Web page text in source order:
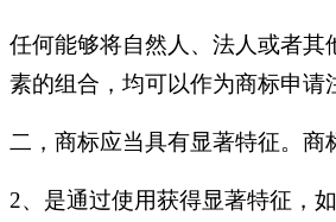
任何能够将自然人、法人或者
素的组合，均可以作为商标申
二，商标应当具有显著特征。
2、是通过使用获得显著特征，